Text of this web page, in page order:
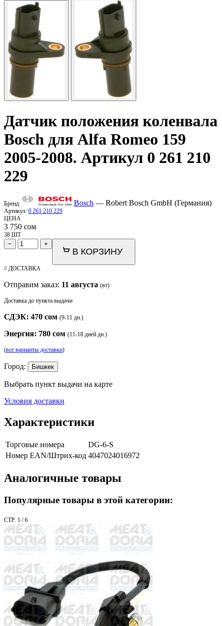
Датчик положения коленвала
Bosch для Alfa Romeo 159
2005-2008. Артикул 0 261 210
229
Бренд: Bosch — Robert Bosch GmbH (Германия)
Артикул: 0 261 210 229
ЦЕНА
3 750 сом
38 ШТ
− +
В КОРЗИНУ
// ДОСТАВКА
Отправим заказ: 11 августа (вт)
Доставка до пункта выдачи
СДЭК: 470 сом (9-11 дн.)
Энергия: 780 сом (11-18 дней дн.)
(все варианты доставки)
Город: Бишкек
Выбрать пункт выдачи на карте
Условия доставки
Характеристики
Торговые номера
DG-6-S
Номер EAN/Штрих-код 4047024016972
Аналогичные товары
Популярные товары в этой категории:
СТР. 1 / 6